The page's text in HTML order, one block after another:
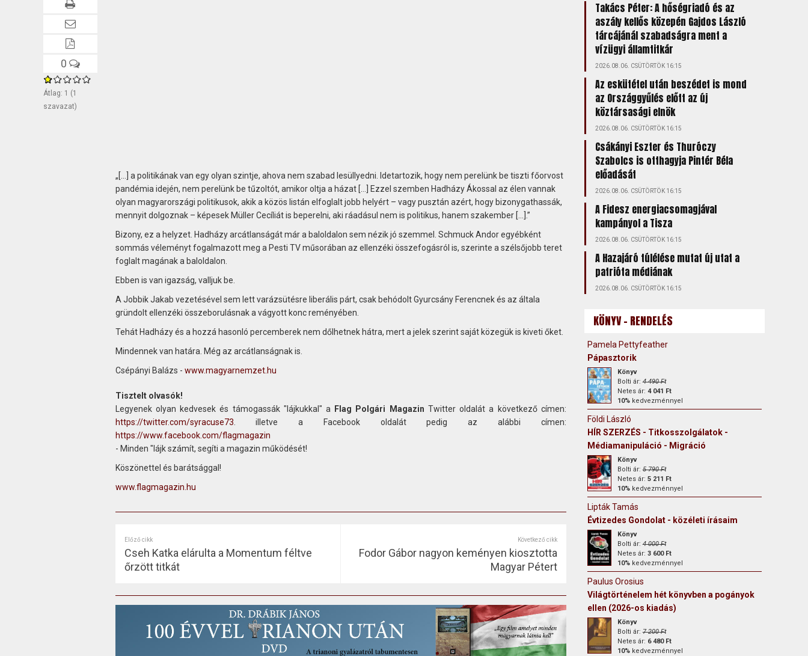
0
Átlag: 1 (1
szavazat)
„[…] a politikának van egy olyan szintje, ahova nem szabad lesüllyedni. Idetartozik, hogy nem perelünk be tiszti főorvost
pandémia idején, nem perelünk be tűzoltót, amikor oltja a házat […] Ezzel szemben Hadházy Ákossal az élen vannak
olyan magyarországi politikusok, akik a közös listán elfoglalt jobb helyért – vagy pusztán azért, hogy bizonygathassák,
mennyit dolgoznak – képesek Müller Cecíliát is beperelni, aki ráadásul nem is politikus, hanem szakember […].”
Bizony, ez a helyzet. Hadházy arcátlanságát már a baloldalon sem nézik jó szemmel. Schmuck Andor egyébként
sommás véleményt fogalmazott meg a Pesti TV műsorában az ellenzéki összefogásról is, szerinte a szélsőjobb teret
foglalt magának a baloldalon.
Ebben is van igazság, valljuk be.
A Jobbik Jakab vezetésével sem lett varázsütésre liberális párt, csak behódolt Gyurcsány Ferencnek és az általa
gründolt ellenzéki összeborulásnak a vágyott konc reményében.
Tehát Hadházy és a hozzá hasonló percemberek nem dőlhetnek hátra, mert a jelek szerint saját közegük is kiveti őket.
Mindennek van határa. Még az arcátlanságnak is.
Csépányi Balázs - www.magyarnemzet.hu
Tisztelt olvasók!
Legyenek olyan kedvesek és támogassák "lájkukkal" a
Flag Polgári Magazin Twitter oldalát a következő címen:
https://twitter.com/syracuse73 . illetve a Facebook oldalát pedig az alábbi címen:
https://www.facebook.com/flagmagazin
- Minden "lájk számít, segíti a magazin működését!
Köszönettel és barátsággal!
www.flagmagazin.hu
Előző cikk
Cseh Katka elárulta a Momentum féltve
őrzött titkát
Következő cikk
Fodor Gábor nagyon keményen kiosztotta
Magyar Pétert
Takács Péter: A hőségriadó és az
aszály kellős közepén Gajdos László
tárcájánál szabadságra ment a
vízügyi államtitkár
2026.08.06. CSÜTÖRTÖK 16:15
Az eskütétel után beszédet is mond
az Országgyűlés előtt az új
köztársasági elnök
2026.08.06. CSÜTÖRTÖK 16:15
Csákányi Eszter és Thuróczy
Szabolcs is otthagyja Pintér Béla
előadását
2026.08.06. CSÜTÖRTÖK 16:15
A Fidesz energiacsomagjával
kampányol a Tisza
2026.08.06. CSÜTÖRTÖK 16:15
A Hazajáró túlélése mutat új utat a
patrióta médiának
2026.08.06. CSÜTÖRTÖK 16:15
KÖNYV - RENDELÉS
Pamela Pettyfeather
Pápasztorik
Könyv
Bolti ár:4 490 Ft
Netes ár: 4 041 Ft
10%kedvezménnyel
Földi László
HÍR SZERZÉS - Titkosszolgálatok -
Médiamanipuláció - Migráció
Könyv
Bolti ár:5 790 Ft
Netes ár: 5 211 Ft
10%kedvezménnyel
Lipták Tamás
Évtizedes Gondolat - közéleti írásaim
Könyv
Bolti ár:4 000 Ft
Netes ár: 3 600 Ft
10%kedvezménnyel
Paulus Orosius
Világtörténelem hét könyvben a pogányok
ellen (2026-os kiadás)
Könyv
Bolti ár:7 200 Ft
Netes ár: 6 480 Ft
10%kedvezménnyel